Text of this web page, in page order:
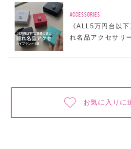
ACCESSORIES
《ALL5万円台以
れ名品アクセサリ
お気に入りに